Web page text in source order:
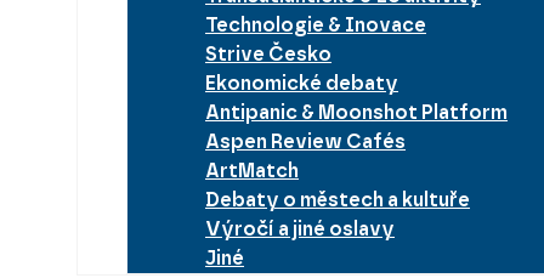
Technologie & Inovace
Strive Česko
Ekonomické debaty
Antipanic & Moonshot Platform
Aspen Review Cafés
ArtMatch
Debaty o městech a kultuře
Výročí a jiné oslavy
Jiné